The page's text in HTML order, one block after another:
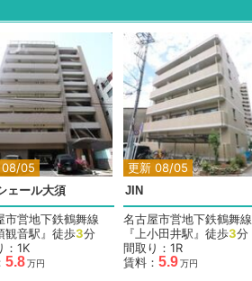
08/05
ェール大須
市営地下鉄鶴舞線
観音駅』徒歩3分
：1K
5.8万円
更新 08/05
JIN
名古屋市営地下鉄鶴舞線
『上小田井駅』徒歩3分
間取り：1R
賃料： 5.9万円